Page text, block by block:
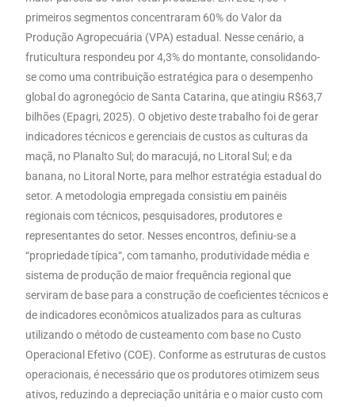
primeiros segmentos concentraram 60% do Valor da
Produção Agropecuária (VPA) estadual. Nesse cenário, a
fruticultura respondeu por 4,3% do montante, consolidando-
se como uma contribuição estratégica para o desempenho
global do agronegócio de Santa Catarina, que atingiu R$63,7
bilhões (Epagri, 2025). O objetivo deste trabalho foi de gerar
indicadores técnicos e gerenciais de custos as culturas da
maçã, no Planalto Sul; do maracujá, no Litoral Sul; e da
banana, no Litoral Norte, para melhor estratégia estadual do
setor. A metodologia empregada consistiu em painéis
regionais com técnicos, pesquisadores, produtores e
representantes do setor. Nesses encontros, definiu-se a
“propriedade típica“, com tamanho, produtividade média e
sistema de produção de maior frequência regional que
serviram de base para a construção de coeficientes técnicos e
de indicadores econômicos atualizados para as culturas
utilizando o método de custeamento com base no Custo
Operacional Efetivo (COE). Conforme as estruturas de custos
operacionais, é necessário que os produtores otimizem seus
ativos, reduzindo a depreciação unitária e o maior custo com